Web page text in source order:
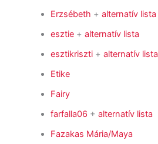
Erzsébeth +alternatív lista
esztie +alternatív lista
esztikriszti +alternatív lista
Etike
Fairy
farfalla06 +alternatív lista
Fazakas Mária/Maya